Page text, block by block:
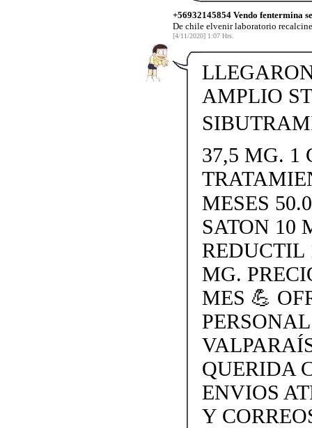
+56932145854 Vendo fentermina
De chile elvenir laboratorio
[4/11/2020] 1:07 Hrs.
AMPLIO
37,5 MG. 1
MESES
SATON 10
REDUCTIL
MG.
MES 💪
QUERIDA
ENVIOS
Y